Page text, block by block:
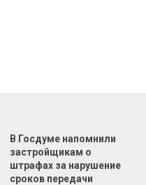
В Госдуме напомнили
застройщикам о
штрафах за нарушение
сроков передачи